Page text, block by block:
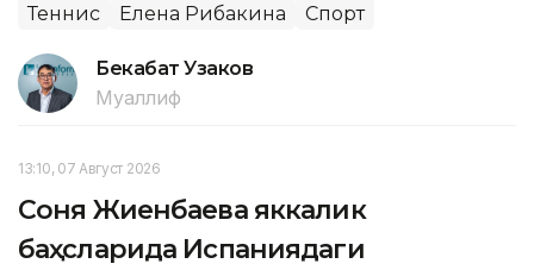
Теннис Елена Рибакина Спорт
Бекабат Узаков
Муаллиф
13:10, 07 Август 2026
Соня Жиенбаева яккалик
баҳсларида Испаниядаги